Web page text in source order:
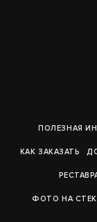
ПОЛЕЗНАЯ
КАК ЗАКАЗАТЬ
ФОТО НА